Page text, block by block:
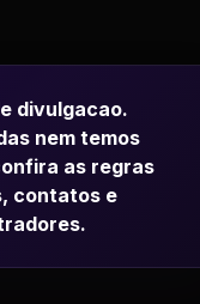
divulgacao.
nem temos
as regras
contatos e